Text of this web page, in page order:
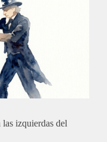
izquierdas del